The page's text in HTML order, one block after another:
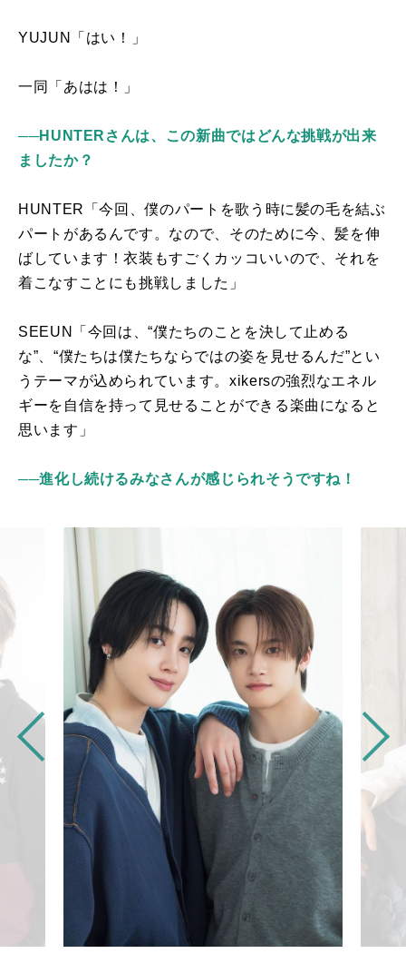
YUJUN「はい！」
一同「あはは！」
──HUNTERさんは、この新曲ではどんな挑戦が出来
ましたか？
HUNTER「今回、僕のパートを歌う時に髪の毛を結ぶ
パートがあるんです。なので、そのために今、髪を伸
ばしています！衣装もすごくカッコいいので、それを
着こなすことにも挑戦しました」
SEEUN「今回は、“僕たちのことを決して止める
な”、“僕たちは僕たちならではの姿を見せるんだ”とい
うテーマが込められています。 xikersの強烈なエネル
ギーを自信を持って見せることができる楽曲になると
思います」
──進化し続けるみなさんが感じられそうですね！